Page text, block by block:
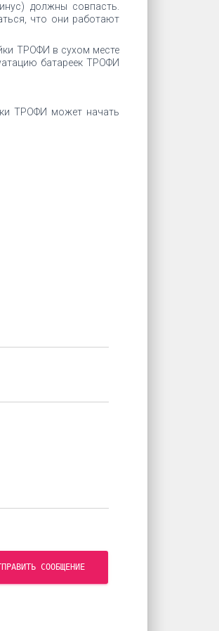
должны совпасть.
что они работают
ТРОФИ в сухом месте
батареек ТРОФИ
ТРОФИ может начать
СООБЩЕНИЕ